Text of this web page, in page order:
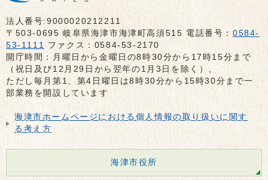
法人番号:9000020212211
〒503-0695 岐阜県海津市海津町高須515 電話番号：0584-
53-1111 ファクス：0584-53-2170
開庁時間：月曜日から金曜日の8時30分から17時15分まで
（祝日及び12月29日から翌年の1月3日を除く）、
ただし毎月第1、第4日曜日は8時30分から15時30分まで一
部業務を開設しています
海津市ホームページにおける個人情報の取り扱いに関す
る考え方
海津市役所